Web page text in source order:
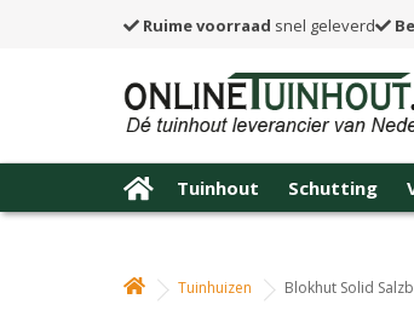
Ruime voorraad snel geleverd
Tuinhout Schutting
Tuinhuizen Blokhut Solid